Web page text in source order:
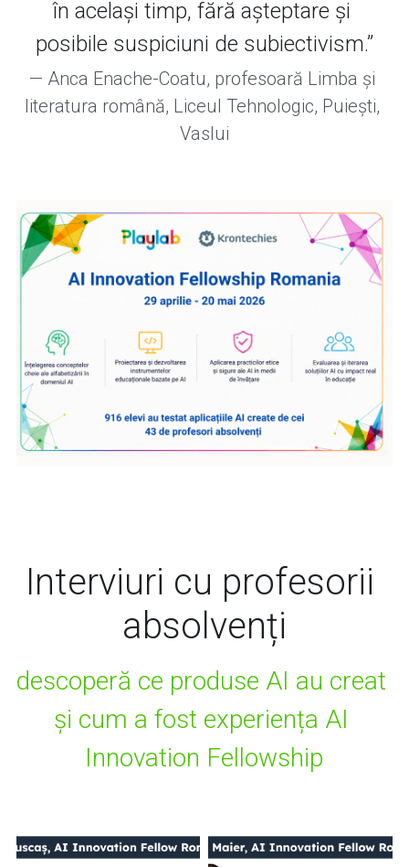
în același timp, fără așteptare și
posibile suspiciuni de subiectivism.”
— Anca Enache-Coatu, profesoară Limba și
literatura română, Liceul Tehnologic, Puiești,
Vaslui
Interviuri cu profesorii
absolvenți
descoperă ce produse AI au creat
și cum a fost experiența AI
Innovation Fellowship